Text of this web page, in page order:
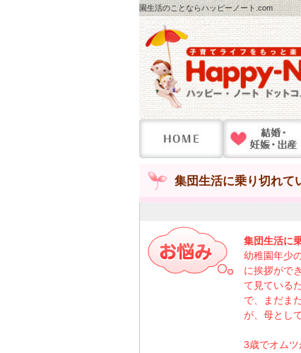
園生活のことならハッピーノート.com
集団生活に乗り切れて
集団生活に
幼稚園年少
に挨拶がで
て見ている
で、まだま
が、母とし
3歳でオム